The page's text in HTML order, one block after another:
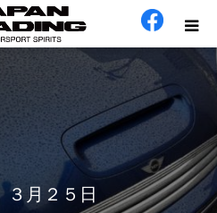
月２５日